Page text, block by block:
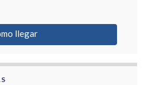
llegar